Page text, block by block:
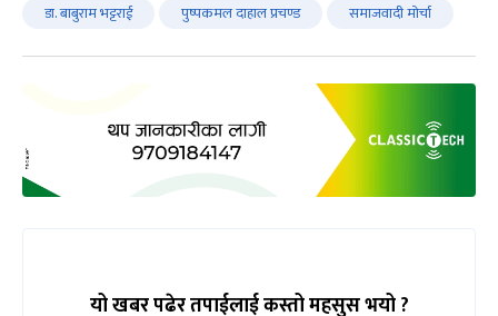
डा. बाबुराम भट्टराई पुष्पकमल दाहाल प्रचण्ड समाजवादी मोर्चा
यो खबर पढेर तपाईलाई कस्तो महसुस भयो ?